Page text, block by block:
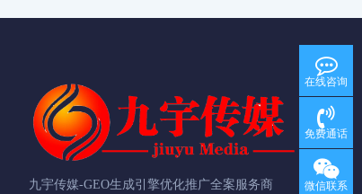
九宇传媒-GEO生成引擎优化推广全案服务商
在线咨询
免费通话
微信联系